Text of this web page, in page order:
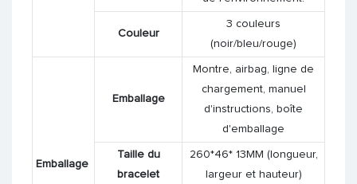
Couleur
3 couleurs
(noir/bleu/rouge)
Emballage
Emballage
Montre, airbag, ligne de
chargement, manuel
d'instructions, boîte
d'emballage
Taille du
bracelet
260*46* 13MM (longueur,
largeur et hauteur)